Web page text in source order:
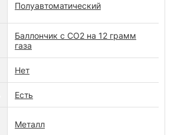
Полуавтоматический
Баллончик с СО2 на 12 грамм
газа
Нет
Есть
Металл